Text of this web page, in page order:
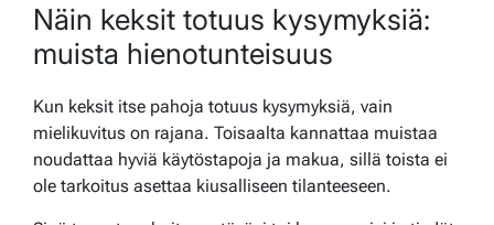
Näin keksit totuus kysymyksiä:
muista hienotunteisuus
Kun keksit itse pahoja totuus kysymyksiä, vain
mielikuvitus on rajana. Toisaalta kannattaa muistaa
noudattaa hyviä käytöstapoja ja makua, sillä toista ei
ole tarkoitus asettaa kiusalliseen tilanteeseen.